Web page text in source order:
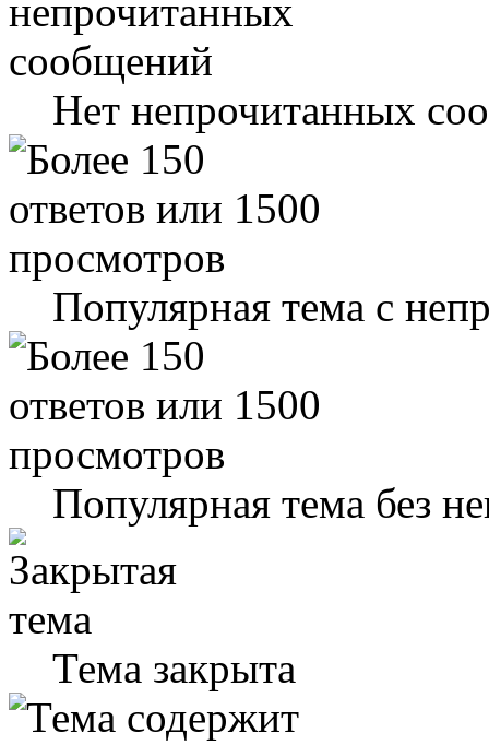
Нет непрочитанных
Популярная тема с
Популярная тема без
Тема закрыта